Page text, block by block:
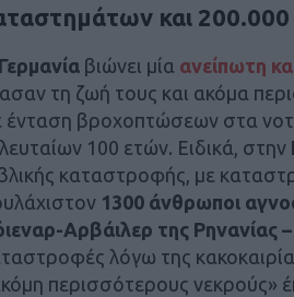
και
Γερμανία βιώνει μία ανείπωτη
τη ζωή τους και ακόμα
ένταση βροχοπτώσεων στα
100 ετών. Ειδικά, στην
καταστροφής, με
1300 άνθρωποι
Αρβάιλερ της Ρηνανίας
λόγω της
περισσότερους νεκρούς»